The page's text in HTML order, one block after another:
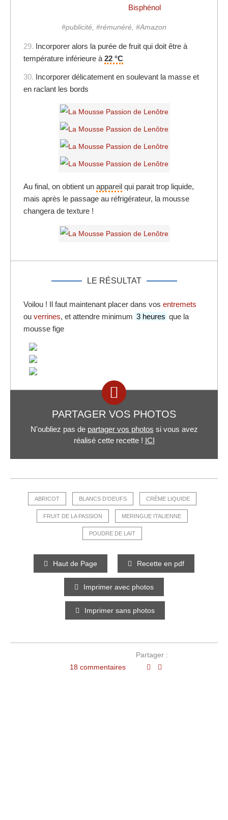
Bisphénol
#publicité, #rémunéré, #Amazon
29. Incorporer alors la purée de fruit qui doit être à
température inférieure à 22 °C
30. Incorporer délicatement en soulevant la masse et
en raclant les bords
Au final, on obtient un appareil qui parait trop liquide,
mais après le passage au réfrigérateur, la mousse
changera de texture !
LE RÉSULTAT
Voilou ! Il faut maintenant placer dans vos entremets
ou verrines, et attendre minimum 3 heures que la
mousse fige
PARTAGER VOS PHOTOS
N'oubliez pas de partager vos photos si vous avez
réalisé cette recette ! ICI
ABRICOT BLANCS D’OEUFS CRÈME LIQUIDE
FRUIT DE LA PASSION MERINGUE ITALIENNE
POUDRE DE LAIT
Haut de Page Recette en pdf
Imprimer avec photos
Imprimer sans photos
18 commentaires
Partager :